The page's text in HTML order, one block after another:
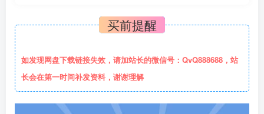
买前提醒
如发现网盘下载链接失效，请加站长的微信号：QvQ888688，站
长会在第一时间补发资料，谢谢理解